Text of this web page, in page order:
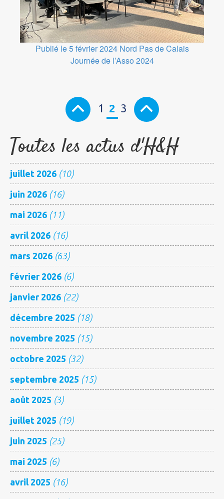
Publié le 5 février 2024 Nord Pas de Calais
Journée de l’Asso 2024
1 2 3
Toutes les actus d'H&H
juillet 2026 (10)
juin 2026 (16)
mai 2026 (11)
avril 2026 (16)
mars 2026 (63)
février 2026 (6)
janvier 2026 (22)
décembre 2025 (18)
novembre 2025 (15)
octobre 2025 (32)
septembre 2025 (15)
août 2025 (3)
juillet 2025 (19)
juin 2025 (25)
mai 2025 (6)
avril 2025 (16)